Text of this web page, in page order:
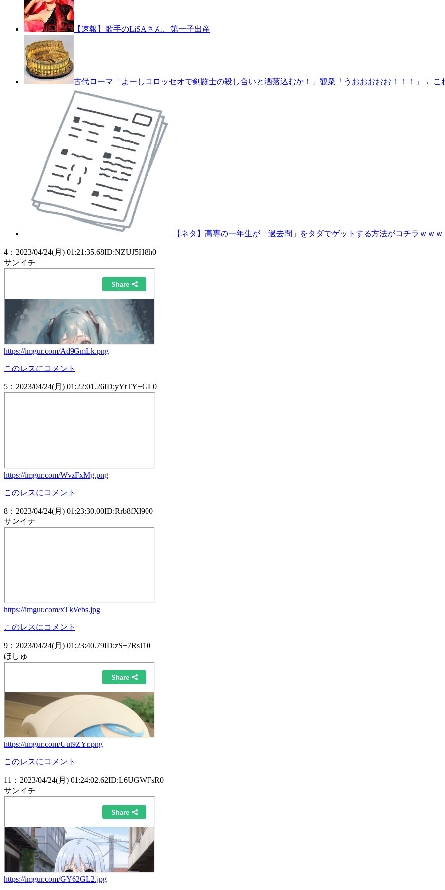
【速報】歌手のLiSAさん、第一子出産
古代ローマ「よーしコロッセオで剣闘士の殺し合いと洒落込むか！」観衆「うおおおおお！！！」 ←こ
【ネタ】高専の一年生が「過去問」をタダでゲットする方法がコチラｗｗｗ
4 ： 2023/04/24(月) 01:21:35.68ID:NZUJ5H8h0
サンイチ
https://imgur.com/Ad9GmLk.png
このレスにコメント
5 ： 2023/04/24(月) 01:22:01.26ID:yYtTY+GL0
https://imgur.com/WvzFxMg.png
このレスにコメント
8 ： 2023/04/24(月) 01:23:30.00ID:Rrb8fXl900
サンイチ
https://imgur.com/xTkVebs.jpg
このレスにコメント
9 ： 2023/04/24(月) 01:23:40.79ID:zS+7RsJ10
ほしゅ
https://imgur.com/Uut9ZYr.png
このレスにコメント
11 ： 2023/04/24(月) 01:24:02.62ID:L6UGWFsR0
サンイチ
https://imgur.com/GY62GL2.jpg